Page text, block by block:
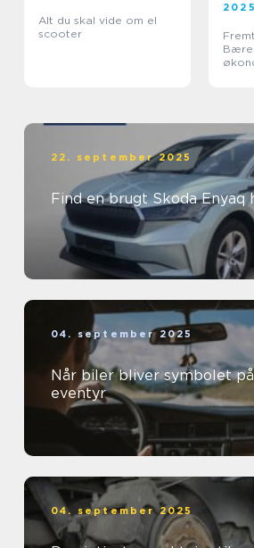
Alt du skal vide om el
scooter
2025
22. september 2025
Find en brugt Skoda Enyaq
04. september 2025
Når biler bliver symbolet
eventyr
04. september 2025